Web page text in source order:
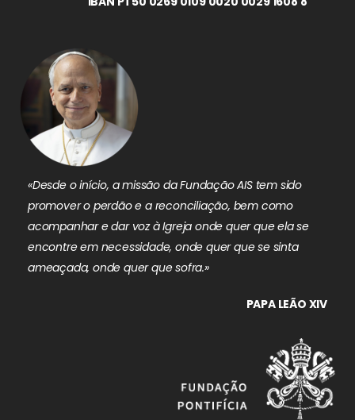
«Desde o início, a missão da Fundação AIS tem sido
promover o perdão e a reconciliação, bem como
acompanhar e dar voz à Igreja onde quer que ela se
encontre em necessidade, onde quer que se sinta
ameaçada, onde quer que sofra.»
PAPA LEÃO XIV